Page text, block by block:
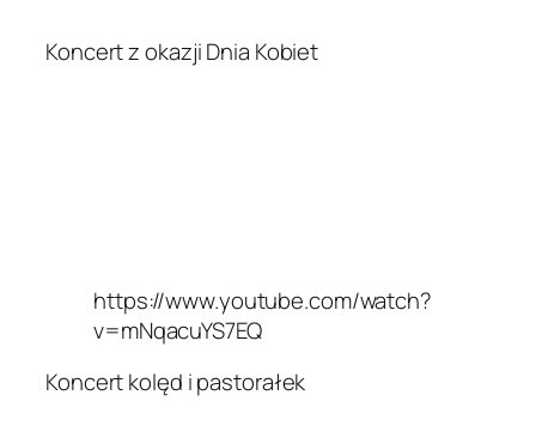
Koncert z okazji Dnia Kobiet
https://www.youtube.com/watch?
v=mNqacuYS7EQ
Koncert kolęd i pastorałek